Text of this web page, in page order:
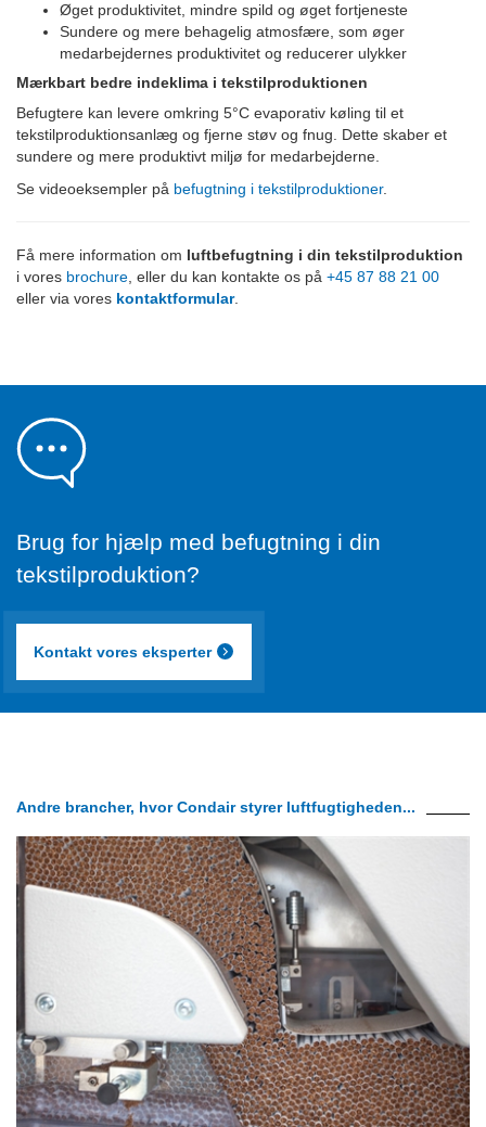
Øget produktivitet, mindre spild og øget fortjeneste
Sundere og mere behagelig atmosfære, som øger
medarbejdernes produktivitet og reducerer ulykker
Mærkbart bedre indeklima i tekstilproduktionen
Befugtere kan levere omkring 5°C evaporativ køling til et
tekstilproduktionsanlæg og fjerne støv og fnug. Dette skaber et
sundere og mere produktivt miljø for medarbejderne.
Se videoeksempler på befugtning i tekstilproduktioner.
Få mere information om luftbefugtning i din tekstilproduktion
i vores brochure , eller du kan kontakte os på +45 87 88 21 00
eller via vores kontaktformular.
Brug for hjælp med befugtning i din
tekstilproduktion?
Kontakt vores eksperter
Andre brancher, hvor Condair styrer luftfugtigheden...